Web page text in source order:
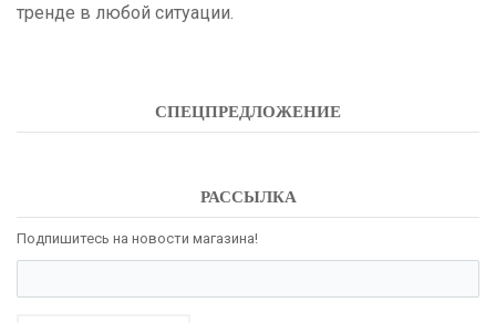
тренде в любой ситуации.
СПЕЦПРЕДЛОЖЕНИЕ
РАССЫЛКА
Подпишитесь на новости магазина!